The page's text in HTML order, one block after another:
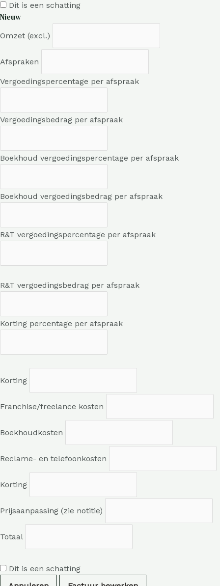
Dit is een schatting
Nieuw
Omzet (excl.)
Afspraken
Vergoedingspercentage per afspraak
Vergoedingsbedrag per afspraak
Boekhoud vergoedingspercentage per afspraak
Boekhoud vergoedingsbedrag per afspraak
R&T vergoedingspercentage per afspraak
R&T vergoedingsbedrag per afspraak
Korting percentage per afspraak
Korting
Franchise/freelance kosten
Boekhoudkosten
Reclame- en telefoonkosten
Korting
Prijsaanpassing (zie notitie)
Totaal
Dit is een schatting